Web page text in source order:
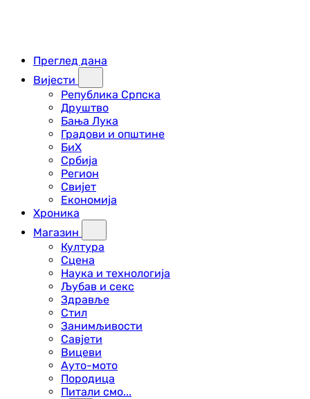
Преглед дана
Вијести
Република Српска
Друштво
Бања Лука
Градови и општине
БиХ
Србија
Регион
Свијет
Економија
Хроника
Магазин
Култура
Сцена
Наука и технологија
Љубав и секс
Здравље
Стил
Занимљивости
Савјети
Вицеви
Ауто-мото
Породица
Питали смо...